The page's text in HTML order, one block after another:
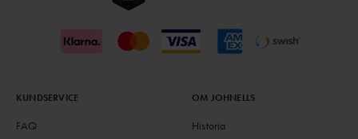
KUNDSERVICE
FAQ
OM JOHNELLS
Historia